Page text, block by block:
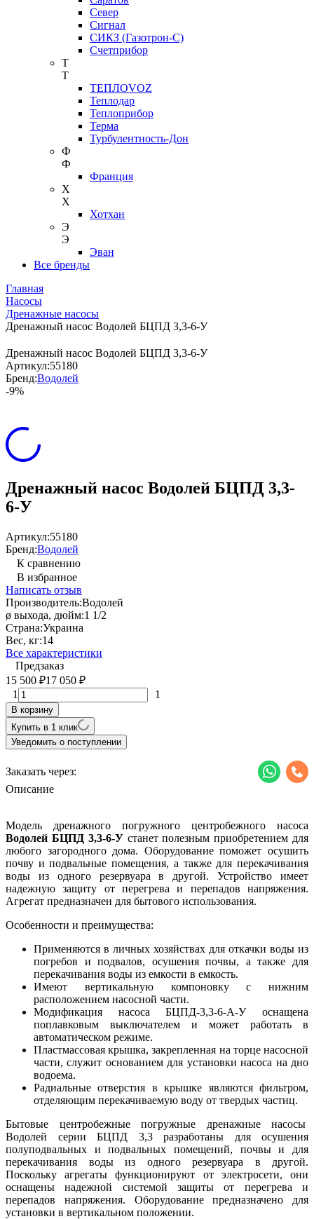
Север
Сигнал
СИКЗ (Газотрон-С)
Счетприбор
Т
Т
ТЕПЛОVOZ
Теплодар
Теплоприбор
Терма
Турбулентность-Дон
Ф
Ф
Франция
Х
Х
Хотхан
Э
Э
Эван
Все бренды
Главная
Насосы
Дренажные насосы
Дренажный насос Водолей БЦПД 3,3-6-У
Дренажный насос Водолей БЦПД 3,3-6-У
Артикул:55180
Бренд:Водолей
-9%
Дренажный насос Водолей БЦПД 3,3-
6-У
Артикул:55180
Бренд:Водолей
К сравнению
В избранное
Написать отзыв
Производитель:Водолей
ø выхода, дюйм:1 1/2
Страна:Украина
Вес, кг:14
Все характеристики
Предзаказ
15 500 ₽17 050 ₽
1 1
В корзину
Купить в 1 клик
Уведомить о поступлении
Заказать через:
Описание
Модель дренажного погружного центробежного насоса
Водолей БЦПД 3,3-6-Устанет полезным приобретением для
любого загородного дома. Оборудование поможет осушить
почву и подвальные помещения, а также для перекачивания
воды из одного резервуара в другой. Устройство имеет
надежную защиту от перегрева и перепадов напряжения.
Агрегат предназначен для бытового использования.
Особенности и преимущества:
Применяются в личных хозяйствах для откачки воды из
погребов и подвалов, осушения почвы, а также для
перекачивания воды из емкости в емкость.
Имеют вертикальную компоновку с нижним
расположением насосной части.
Модификация насоса БЦПД-3,3-6-А-У оснащена
поплавковым выключателем и может работать в
автоматическом режиме.
Пластмассовая крышка, закрепленная на торце насосной
части, служит основанием для установки насоса на дно
водоема.
Радиальные отверстия в крышке являются фильтром,
отделяющим перекачиваемую воду от твердых частиц.
Бытовые центробежные погружные дренажные насосы
Водолей серии БЦПД 3,3 разработаны для осушения
полуподвальных и подвальных помещений, почвы и для
перекачивания воды из одного резервуара в другой.
Поскольку агрегаты функционируют от электросети, они
оснащены надежной системой защиты от перегрева и
перепадов напряжения. Оборудование предназначено для
установки в вертикальном положении.